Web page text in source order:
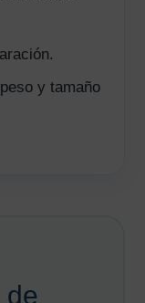
y tamaño
de